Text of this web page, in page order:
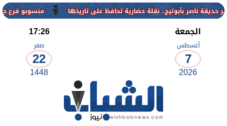
منسوبو فرع جامعة
الجمعة
أغسطس
7
2026
17:26
صفر
22
1448